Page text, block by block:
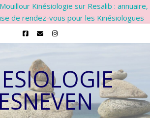
Kinésiologie sur Resalib : annuaire,
de rendez-vous pour les Kinésiologues